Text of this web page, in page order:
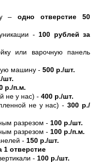
–одно отверстие 50
- 100 рублей за
или варочную панель
машину - 500 р./шт.
шт.
р./п.м.
не у нас) - 400 р./шт.
не у нас) -300 р./
разрезом - 100 р./шт.
разрезом - 100 р./п.м.
- 150 р./шт.
1 отверстие
- 100 р./шт.